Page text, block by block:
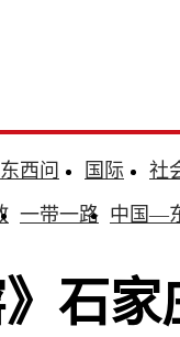
东西问 国际
社
一带一路 中国—
石